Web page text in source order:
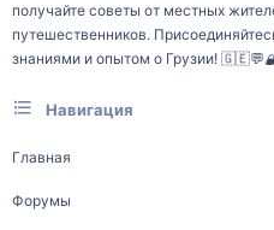
получайте советы от местных
путешественников.
знаниями и опытом о Грузии!
Навигация
Главная
Форумы